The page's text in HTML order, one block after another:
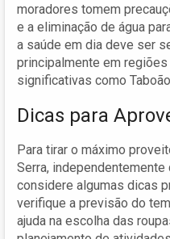
moradores tomem
e a eliminação de água
a saúde em dia deve ser
principalmente em
significativas como
Dicas para
Para tirar o máximo
Serra,
considere algumas dicas
verifique a previsão do
ajuda na escolha das